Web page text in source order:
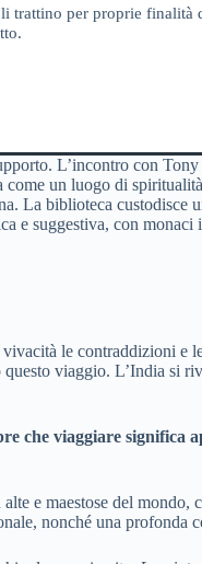
trattino per proprie finalità
L’incontro con
un luogo di
La biblioteca custodisce
e suggestiva, con
le contraddizioni e
viaggio. L’India si
che viaggiare significa
e maestose del
nonché una profonda